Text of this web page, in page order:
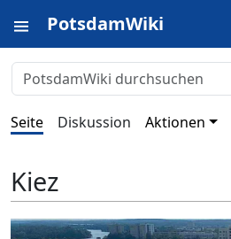
PotsdamWiki
Seite Diskussion Aktionen
Kiez